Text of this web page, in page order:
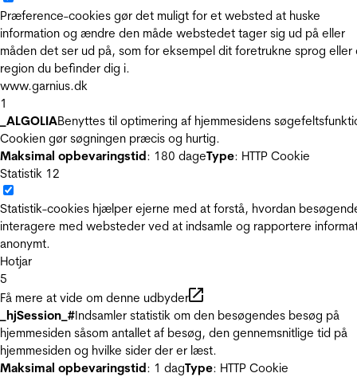
Præference-cookies gør det muligt for et websted at huske
information og ændre den måde webstedet tager sig ud på eller
måden det ser ud på, som for eksempel dit foretrukne sprog eller
region du befinder dig i.
www.garnius.dk
1
_ALGOLIABenyttes til optimering af hjemmesidens
Cookien gør søgningen præcis og hurtig.
Maksimal opbevaringstid: 180 dageType: HTTP Cookie
Statistik 12
Statistik-cookies hjælper ejerne med at forstå, hvordan
interagere med websteder ved at indsamle og rapportere
anonymt.
Hotjar
5
Få mere at vide om denne udbyder
_hjSession_#Indsamler statistik om den besøgendes besøg på
hjemmesiden såsom antallet af besøg, den gennemsnitlige tid på
hjemmesiden og hvilke sider der er læst.
Maksimal opbevaringstid: 1 dagType: HTTP Cookie